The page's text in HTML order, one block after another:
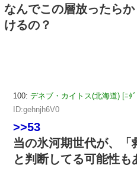
なんでこの層放ったら
けるの？
100: デネブ・カイトス(北海道) [ﾆﾀ
ID:gehnjh6V0
>>53
当の氷河期世代が、「
と判断してる可能性